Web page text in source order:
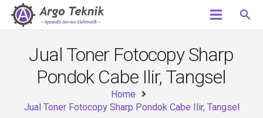
search
Jual Toner Fotocopy Sharp
Pondok Cabe Ilir, Tangsel
Home
Jual Toner Fotocopy Sharp Pondok Cabe Ilir, Tangsel